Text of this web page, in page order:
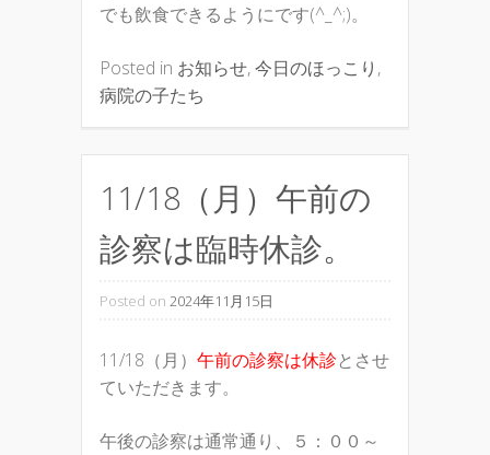
でも飲食できるようにです(^_^;)。
Posted in お知らせ,今日のほっこり ,
病院の子たち
11/18（月）午前の
診察は臨時休診。
Posted on 2024年11月15日
11/18（月） 午前の診察は休診とさせ
ていただきます。
午後の診察は通常通り、５：００～